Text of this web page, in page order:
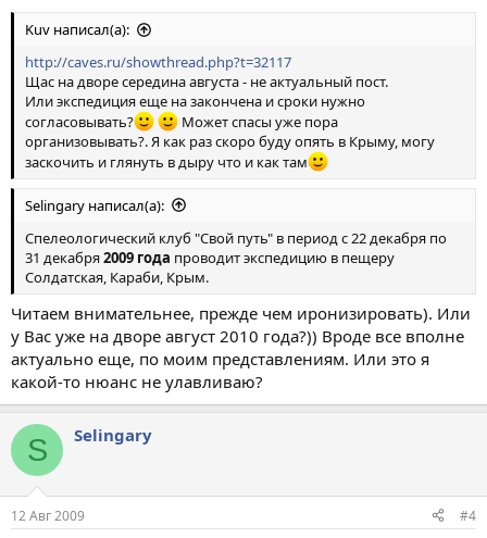
Kuv написал(а):
http://caves.ru/showthread.php?t=32117
Щас на дворе середина августа - не актуальный пост.
Или экспедиция еще на закончена и сроки нужно
согласовывать?
Может спасы уже пора
организовывать?. Я как раз скоро буду опять в Крыму, могу
заскочить и глянуть в дыру что и как там
Selingary написал(а):
Спелеологический клуб "Свой путь" в период с 22 декабря по
31 декабря2009 года проводит экспедицию в пещеру
Солдатская, Караби, Крым.
Читаем внимательнее, прежде чем иронизировать). Или
у Вас уже на дворе август 2010 года?)) Вроде все вполне
актуально еще, по моим представлениям. Или это я
какой-то нюанс не улавливаю?
S Selingary
12 Авг 2009 #4